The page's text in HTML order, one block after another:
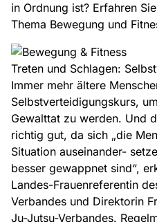
in Ordnung ist? Erfahren
Thema Bewegung und
Treten und Schlagen:
Immer mehr ältere
Selbstverteidigungskurs,
Gewalttat zu werden. Und
richtig gut, da sich „die
Situation auseinander-
besser gewappnet sind“,
Landes-Frauenreferentin
Verbandes und Direktorin
Ju-Jutsu-Verbandes.